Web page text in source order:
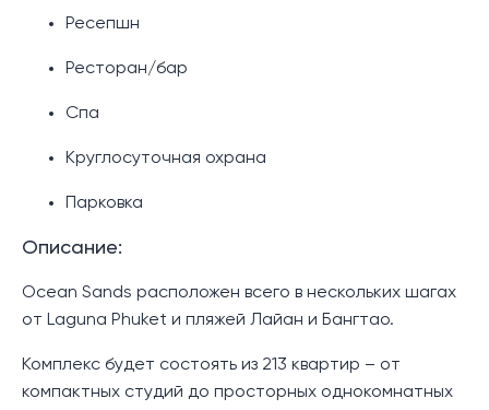
Ресепшн
Ресторан/бар
Спа
Круглосуточная охрана
Парковка
Описание:
Ocean Sands расположен всего в нескольких шагах
от Laguna Phuket и пляжей Лайан и Бангтао.
Комплекс будет состоять из 213 квартир – от
компактных студий до просторных однокомнатных